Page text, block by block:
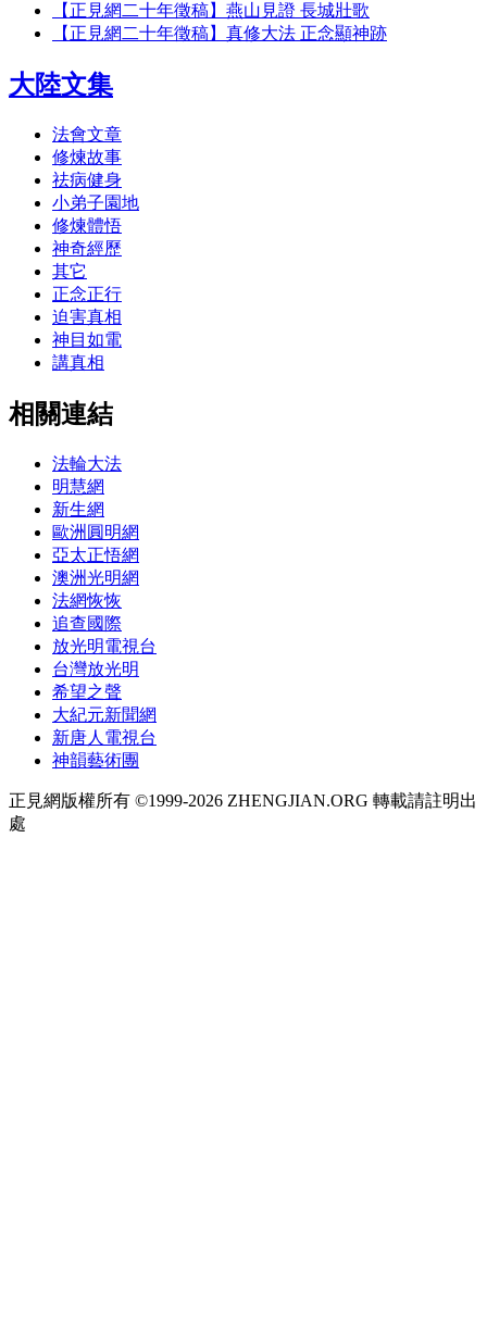
【正見網二十年徵稿】燕山見證 長城壯歌
【正見網二十年徵稿】真修大法 正念顯神跡
大陸文集
法會文章
修煉故事
祛病健身
小弟子園地
修煉體悟
神奇經歷
其它
正念正行
迫害真相
神目如電
講真相
相關連結
法輪大法
明慧網
新生網
歐洲圓明網
亞太正悟網
澳洲光明網
法網恢恢
追查國際
放光明電視台
台灣放光明
希望之聲
大紀元新聞網
新唐人電視台
神韻藝術團
正見網版權所有 ©1999-2026 ZHENGJIAN.ORG 轉載請註明出
處